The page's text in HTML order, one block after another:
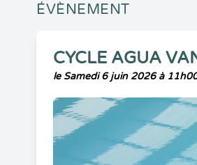
ÉVÈNEMENT
CYCLE AGUA
le Samedi 6 juin 2026 à